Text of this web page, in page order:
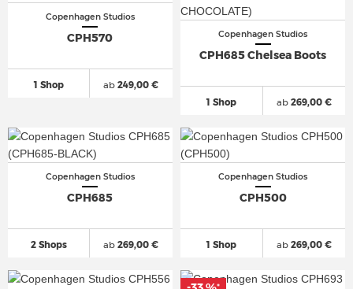
Copenhagen Studios
CPH570
1 Shop ab 249,00 €
Copenhagen Studios
CPH685 Chelsea Boots
1 Shop ab269,00 €
Copenhagen Studios
CPH685
2 Shops ab 269,00 €
Copenhagen Studios
CPH500
1 Shop ab269,00 €